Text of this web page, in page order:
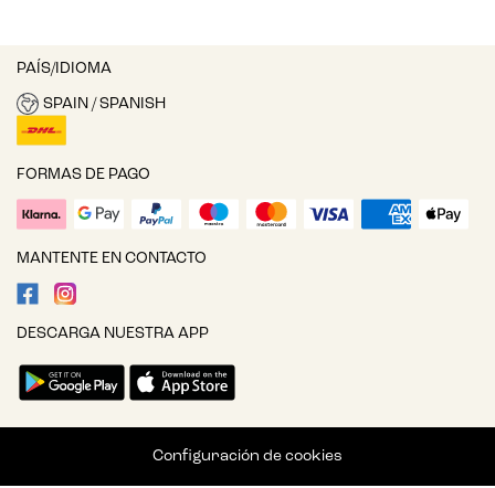
PAÍS/IDIOMA
SPAIN / SPANISH
FORMAS DE PAGO
MANTENTE EN CONTACTO
DESCARGA NUESTRA APP
Configuración de cookies